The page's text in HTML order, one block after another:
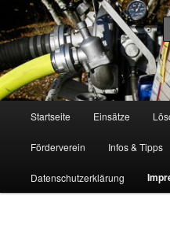
Zum
primären
Inhalt
springenFF Köln, LG RD
Freiwillige Feuerwehr Köln,
Startseite Einsätze
Förderverein Infos & Tipps
Datenschutzerklärung